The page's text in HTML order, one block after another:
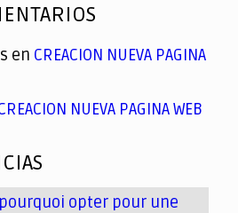
en CREACION NUEVA PAGINA
NUEVA PAGINA WEB
opter pour une